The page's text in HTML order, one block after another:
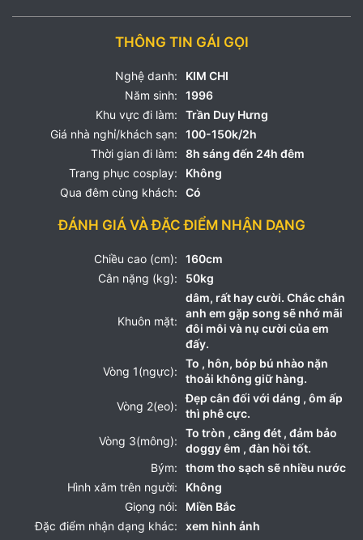
THÔNG TIN GÁI GỌI
Nghệ danh:
KIM CHI
Năm sinh:
1996
Khu vực đi làm:
Trần Duy Hưng
Giá nhà nghỉ/khách sạn:
100-150k/2h
Thời gian đi làm:
8h sáng đến 24h đêm
Trang phục cosplay:
Không
Qua đêm cùng khách:
Có
ĐÁNH GIÁ VÀ ĐẶC ĐIỂM NHẬN DẠNG
Chiều cao (cm):
160cm
Cân nặng (kg):
50kg
Khuôn mặt:
dâm, rất hay cười. Chắc chắn
anh em gặp song sẽ nhớ mãi
đôi môi và nụ cười của em
đấy.
Vòng 1(ngực):
To , hôn, bóp bú nhào nặn
thoải không giữ hàng.
Vòng 2(eo):
Đẹp cân đối với dáng , ôm ấp
thì phê cực.
Vòng 3(mông):
To tròn , căng đét , đảm bảo
doggy êm , đàn hồi tốt.
Bým:
thơm tho sạch sẽ nhiều nước
Hình xăm trên người:
Không
Giọng nói:
Miền Bắc
Đặc điểm nhận dạng khác:
xem hình ảnh